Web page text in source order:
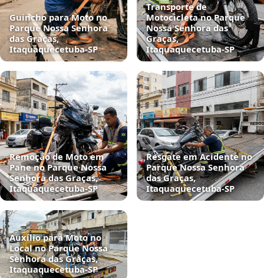
Guincho para Moto no
Parque Nossa Senhora
das Graças,
Itaquaquecetuba‑SP
Transporte de
Motocicleta no Parque
Nossa Senhora das
Graças,
Itaquaquecetuba‑SP
Remoção de Moto em
Pane no Parque Nossa
Senhora das Graças,
Itaquaquecetuba‑SP
Resgate em Acidente no
Parque Nossa Senhora
das Graças,
Itaquaquecetuba‑SP
Auxílio para Moto no
Local no Parque Nossa
Senhora das Graças,
Itaquaquecetuba‑SP